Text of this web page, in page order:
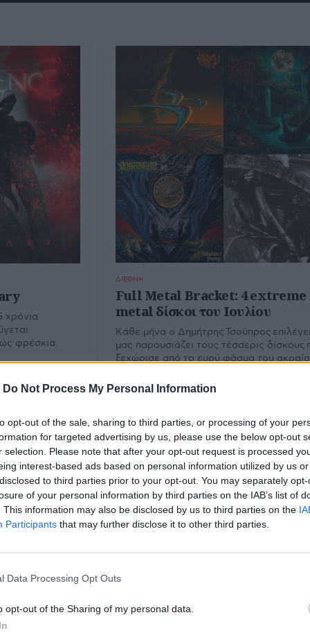
Do Not Process My Personal Information
opt-out of the sale, sharing to third parties, or processing of your
for targeted advertising by us, please use the below opt-out
selection. Please note that after your opt-out request is processed
interest-based ads based on personal information utilized by us
to third parties prior to your opt-out. You may separately
of your personal information by third parties on the IAB’s list of
This information may also be disclosed by us to third parties on the
Participants that may further disclose it to other third parties.
Data Processing Opt Outs
opt-out of the Sharing of my personal data.
χρόνια
φρέσκια.
ΔΙΕΘΝΗ
Full Metal Bracket: 4 extreme
metal δίσκοι του Ιουλίου
Κάθε μήνα ο Δημήτρης Τσούπρος
μας παρουσιάζει τους τέσσερις δίσκους
ξεχώρισε από το ευρύ φάσμα του